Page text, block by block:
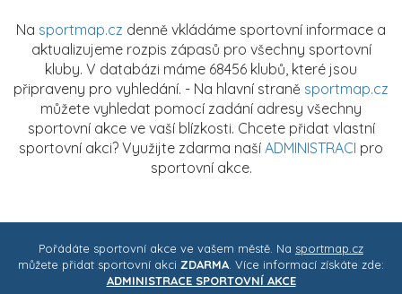
Na sportmap.cz denně vkládáme sportovní informace a
aktualizujeme rozpis zápasů pro všechny sportovní
kluby. V databázi máme 68456 klubů, které jsou
připraveny pro vyhledání. - Na hlavní straně sportmap.cz
můžete vyhledat pomocí zadání adresy všechny
sportovní akce ve vaší blízkosti. Chcete přidat vlastní
sportovní akci? Využijte zdarma naší ADMINISTRACI pro
sportovní akce.
Pořádáte sportovní akce ve vašem městě. Na sportmap.cz
můžete přidat sportovní akci ZDARMA . Více informací získáte zde:
ADMINISTRACE SPORTOVNÍ AKCE